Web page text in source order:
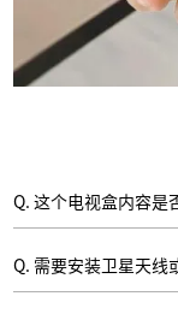
Q. 这个电视盒内容是
A. iTalkBB 所有中文
重版权，为用户提供
Q. 需要安装卫星天线
A. 完全不需要！